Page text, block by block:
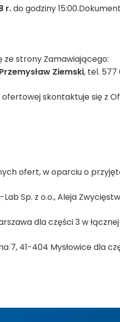
r.do godziny
strony Zamawiającego:
Przemysław Ziemski, tel. 577
skontaktuje się z
ofert, w oparciu o
Sp. z o.o., Aleja
dla części 3 w
7, 41-404 Mysłowice dla